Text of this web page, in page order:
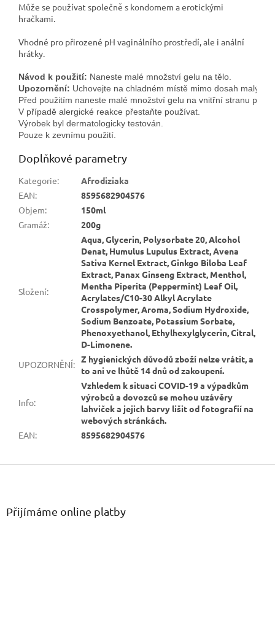
Může se používat společně s kondomem a erotickými
hračkami.
Vhodné pro přirozené pH vaginálního prostředí, ale i anální
hrátky.
Návod k použití: Naneste malé množství gelu na tělo.
Upozornění: Uchovejte na chladném místě mimo dosah malých
Před použitím naneste malé množství gelu na vnitřní stranu
V případě alergické reakce přestaňte používat.
Výrobek byl dermatologicky testován.
Pouze k zevnímu použití.
Doplňkové parametry
Kategorie:
Afrodiziaka
EAN:
8595682904576
Objem:
150ml
Gramáž: 200g
Složení:
Aqua, Glycerin, Polysorbate 20, Alcohol
Denat, Humulus Lupulus Extract, Avena
Sativa Kernel Extract, Ginkgo Biloba Leaf
Extract, Panax Ginseng Extract, Menthol,
Mentha Piperita (Peppermint) Leaf Oil,
Acrylates/C10-30 Alkyl Acrylate
Crosspolymer, Aroma, Sodium Hydroxide,
Sodium Benzoate, Potassium Sorbate,
Phenoxyethanol, Ethylhexylglycerin, Citral,
D-Limonene.
UPOZORNĚNÍ: Z hygienických důvodů zboží nelze vrátit, a
to ani ve lhůtě 14 dnů od zakoupení.
Info:
Vzhledem k situaci COVID-19 a výpadkům
výrobců a dovozců se mohou uzávěry
lahviček a jejich barvy lišit od fotografií na
webových stránkách.
EAN: 8595682904576
Přijímáme online platby